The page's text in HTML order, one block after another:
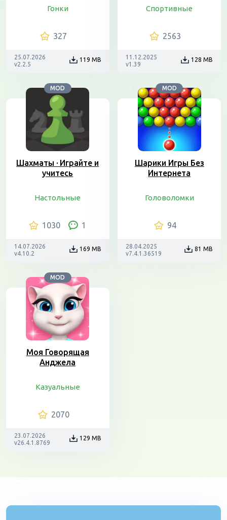
Гонки
327
25.07.2026
v2.2.5
119 MB
Спортивные
2563
11.12.2025
v1.39
128 MB
MOD
Шахматы · Играйте и
учитесь
Настольные
1030 1
14.07.2026
v4.10.2
169 MB
MOD
Шарики Игры Без
Интернета
Головоломки
94
28.04.2025
v7.4.1.36519
81 MB
MOD
Моя Говорящая
Анджела
Казуальные
2070
23.07.2026
v26.4.1.8769
129 MB